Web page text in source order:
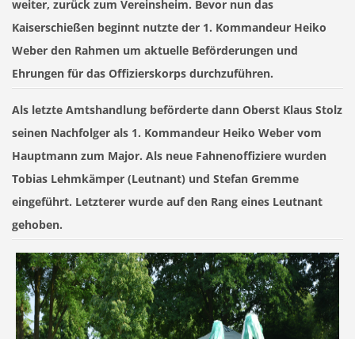
weiter, zurück zum Vereinsheim. Bevor nun das
Kaiserschießen beginnt nutzte der 1. Kommandeur Heiko
Weber den Rahmen um aktuelle Beförderungen und
Ehrungen für das Offizierskorps durchzuführen.
Als letzte Amtshandlung beförderte dann Oberst Klaus Stolz
seinen Nachfolger als 1. Kommandeur Heiko Weber vom
Hauptmann zum Major. Als neue Fahnenoffiziere wurden
Tobias Lehmkämper (Leutnant) und Stefan Gremme
eingeführt. Letzterer wurde auf den Rang eines Leutnant
gehoben.